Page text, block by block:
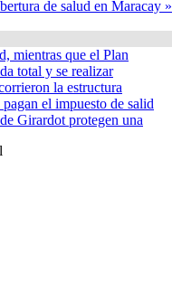
de salud en Maracay »
mientras que el Plan
total y se realizar
la estructura
el impuesto de salid
Girardot protegen una